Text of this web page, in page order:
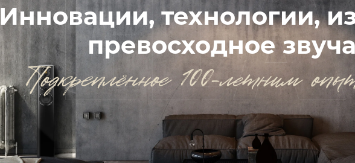
Инновации, технологии,
превосходное